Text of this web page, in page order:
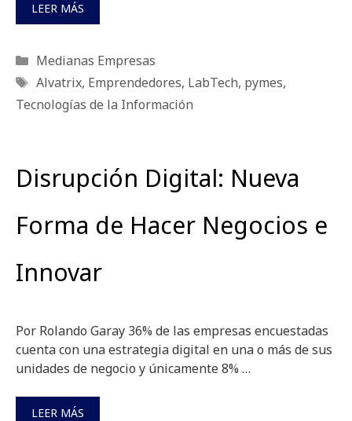
LEER MÁS
Categorías
Medianas Empresas
Etiquetas
Alvatrix, Emprendedores, LabTech, pymes,
Tecnologías de la Información
Disrupción Digital: Nueva
Forma de Hacer Negocios e
Innovar
Por Rolando Garay 36% de las empresas encuestadas
cuenta con una estrategia digital en una o más de sus
unidades de negocio y únicamente 8% …
LEER MÁS